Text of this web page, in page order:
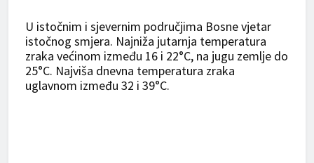
U istočnim i sjevernim područjima Bosne vjetar
istočnog smjera. Najniža jutarnja temperatura
zraka većinom između 16 i 22°C, na jugu zemlje do
25°C. Najviša dnevna temperatura zraka
uglavnom između 32 i 39°C.